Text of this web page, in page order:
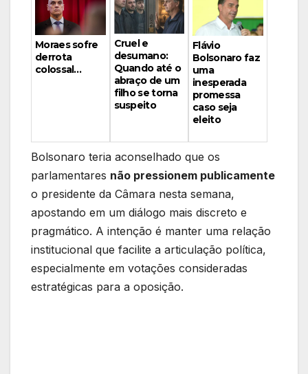
Moraes sofre
derrota
colossal…
Cruel e
desumano:
Quando até o
abraço de um
filho se torna
suspeito
Flávio
Bolsonaro faz
uma
inesperada
promessa
caso seja
eleito
Bolsonaro teria aconselhado que os
parlamentares não pressionem publicamente
o presidente da Câmara nesta semana,
apostando em um diálogo mais discreto e
pragmático. A intenção é manter uma relação
institucional que facilite a articulação política,
especialmente em votações consideradas
estratégicas para a oposição.